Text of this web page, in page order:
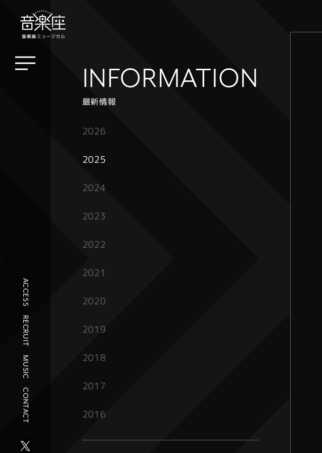
ACCESS
RECRUIT
MUSIC
CONTACT
INFORMATION
最新情報
2026
2025
2024
2023
2022
2021
2020
2019
2018
2017
2016